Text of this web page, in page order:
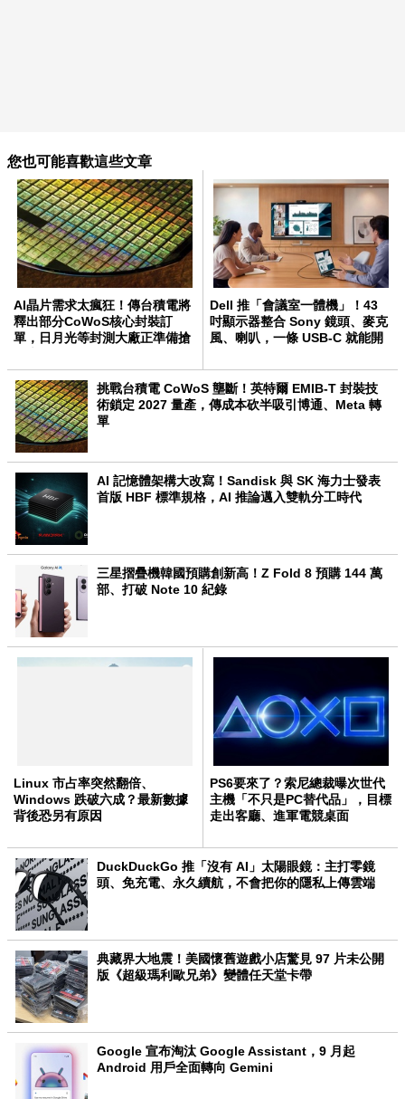
您也可能喜歡這些文章
AI晶片需求太瘋狂！傳台積電將
釋出部分CoWoS核心封裝訂
單，日月光等封測大廠正準備搶
Dell 推「會議室一體機」！43
吋顯示器整合 Sony 鏡頭、麥克
風、喇叭，一條 USB-C 就能開
挑戰台積電 CoWoS 壟斷！英特爾 EMIB-T 封裝技
術鎖定 2027 量產，傳成本砍半吸引博通、Meta 轉
單
AI 記憶體架構大改寫！Sandisk 與 SK 海力士發表
首版 HBF 標準規格，AI 推論邁入雙軌分工時代
三星摺疊機韓國預購創新高！Z Fold 8 預購 144 萬
部、打破 Note 10 紀錄
Linux 市占率突然翻倍、
Windows 跌破六成？最新數據
背後恐另有原因
PS6要來了？索尼總裁曝次世代
主機「不只是PC替代品」，目標
走出客廳、進軍電競桌面
DuckDuckGo 推「沒有 AI」太陽眼鏡：主打零鏡
頭、免充電、永久續航，不會把你的隱私上傳雲端
典藏界大地震！美國懷舊遊戲小店驚見 97 片未公開
版《超級瑪利歐兄弟》變體任天堂卡帶
Google 宣布淘汰 Google Assistant，9 月起
Android 用戶全面轉向 Gemini